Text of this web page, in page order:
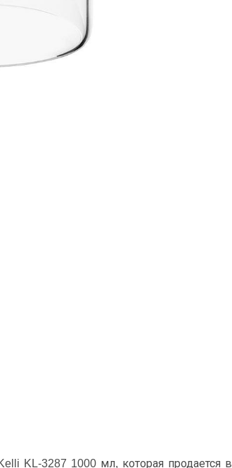
KL-3287 1000 мл, которая продается в